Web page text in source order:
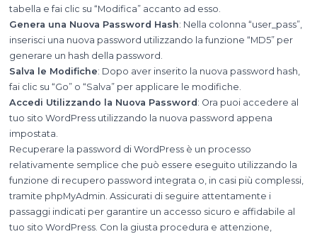
tabella e fai clic su “Modifica” accanto ad esso.
Genera una Nuova Password Hash: Nella colonna “user_pass”,
inserisci una nuova password utilizzando la funzione “MD5” per
generare un hash della password.
Salva le Modifiche: Dopo aver inserito la nuova password hash,
fai clic su “Go” o “Salva” per applicare le modifiche.
Accedi Utilizzando la Nuova Password : Ora puoi accedere al
tuo sito WordPress utilizzando la nuova password appena
impostata.
Recuperare la password di WordPress è un processo
relativamente semplice che può essere eseguito utilizzando la
funzione di recupero password integrata o, in casi più complessi,
tramite phpMyAdmin. Assicurati di seguire attentamente i
passaggi indicati per garantire un accesso sicuro e affidabile al
tuo sito WordPress. Con la giusta procedura e attenzione,